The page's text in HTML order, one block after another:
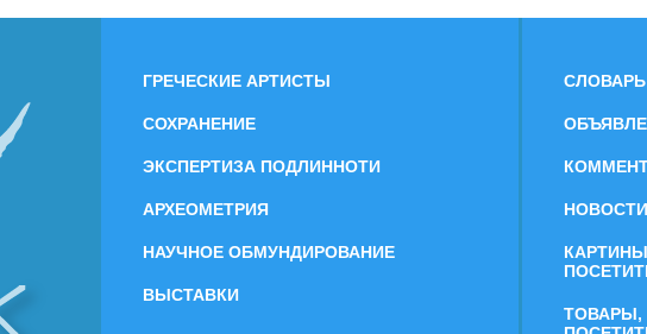
ГРЕЧЕСКИЕ АРТИСТЫ
СОХРАНЕНИЕ
ЭКСПЕРТИЗА ПОДЛИННОТИ
АРХЕОМЕТРИЯ
НАУЧНОЕ ОБМУНДИРОВАНИЕ
ВЫСТАВКИ
НОВОСТИ